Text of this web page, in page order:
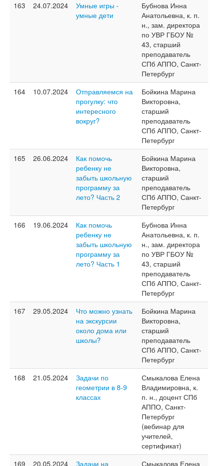
163
24.07.2024
Умные игры -
умные дети
Бубнова Инна
Анатольевна, к. п.
н., зам. директора
по УВР ГБОУ №
43, старший
преподаватель
СПб АППО, Санкт-
Петербург
164
10.07.2024
Отправляемся на
прогулку: что
интересного
вокруг?
Бойкина Марина
Викторовна,
старший
преподаватель
СПб АППО, Санкт-
Петербург
165
26.06.2024
Как помочь
ребенку не
забыть школьную
программу за
лето? Часть 2
Бойкина Марина
Викторовна,
старший
преподаватель
СПб АППО, Санкт-
Петербург
166
19.06.2024
Как помочь
ребенку не
забыть школьную
программу за
лето? Часть 1
Бубнова Инна
Анатольевна, к. п.
н., зам. директора
по УВР ГБОУ №
43, старший
преподаватель
СПб АППО, Санкт-
Петербург
167
29.05.2024
Что можно узнать
на экскурсии
около дома или
школы?
Бойкина Марина
Викторовна,
старший
преподаватель
СПб АППО, Санкт-
Петербург
168
21.05.2024
Задачи по
геометрии в 8-9
классах
Смыкалова Елена
Владимировна, к.
п. н., доцент СПб
АППО, Санкт-
Петербург
(вебинар для
учителей,
сертификат)
169
20.05.2024
Задачи на
Смыкалова Елена